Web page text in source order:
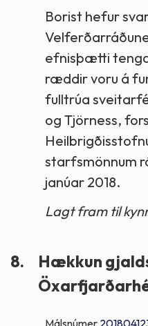
Borist hefur
efnisþætti
ræddir voru á
fulltrúa
og Tjörness,
starfsmönnum
janúar 2018.
Lagt fram til
8.
Hækkun
Málsnúmer